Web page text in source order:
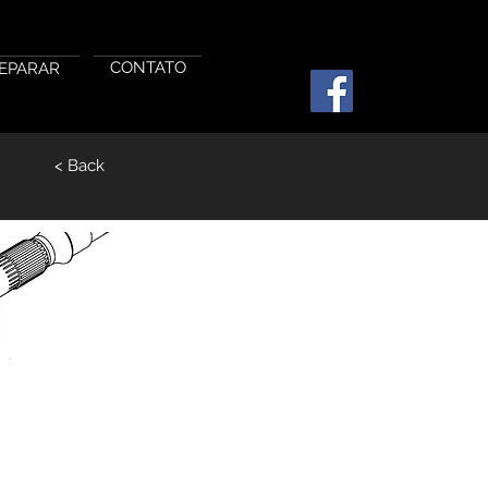
CONTATO
< Back